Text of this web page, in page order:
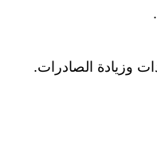
وزيادة الصادرات.